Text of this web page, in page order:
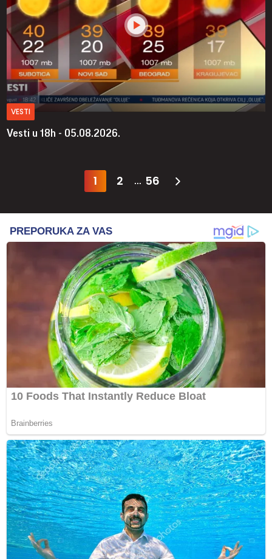
VESTI
Vesti u 18h - 05.08.2026.
1 2 ... 56